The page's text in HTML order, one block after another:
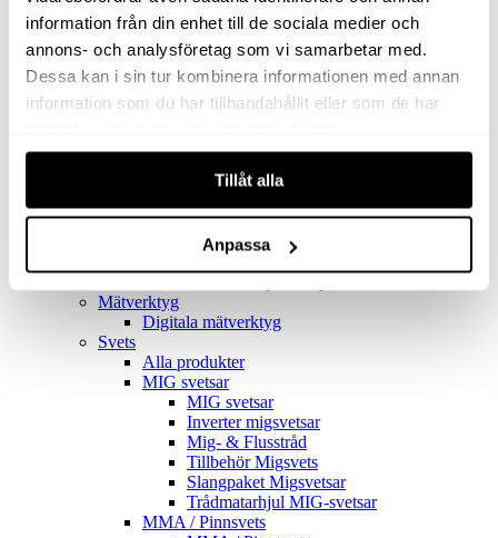
information från din enhet till de sociala medier och
annons- och analysföretag som vi samarbetar med.
Dessa kan i sin tur kombinera informationen med annan
information som du har tillhandahållit eller som de har
Tillåt alla
Anpassa
Golv- & Kombinationsmunstycke
Munstycke
Motor
Reservdelar dammsugare
Rör & handtag
Uppsamlingspåsar
Alla produkter
Mätverktyg
Digitala mätverktyg
Svets
Alla produkter
MIG svetsar
MIG svetsar
Inverter migsvetsar
Mig- & Flusstråd
Tillbehör Migsvets
Slangpaket Migsvetsar
Trådmatarhjul MIG-svetsar
MMA / Pinnsvets